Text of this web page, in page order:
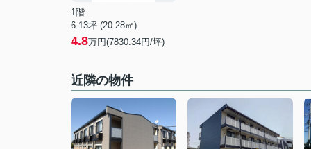
1階
6.13坪 (20.28㎡)
4.8万円(7830.34円/坪)
近隣の物件